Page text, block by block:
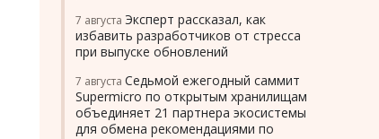
7 августа Эксперт рассказал, как
избавить разработчиков от стресса
при выпуске обновлений
7 августа Седьмой ежегодный саммит
Supermicro по открытым хранилищам
объединяет 21 партнера экосистемы
для обмена рекомендациями по